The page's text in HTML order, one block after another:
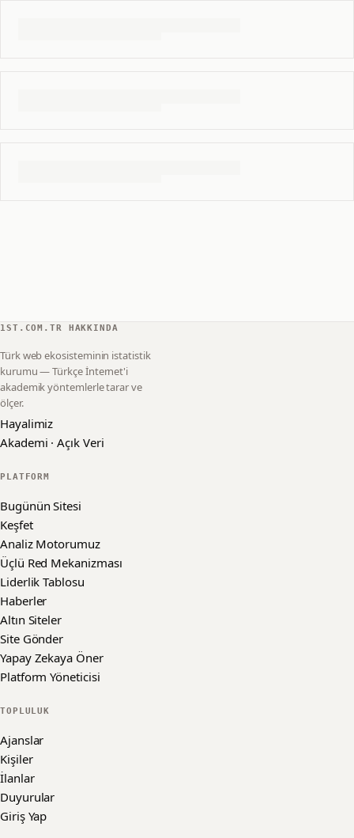
1ST.COM.TR HAKKINDA
Türk web ekosisteminin istatistik
kurumu — Türkçe İnternet'i
akademik yöntemlerle tarar ve
ölçer.
Hayalimiz
Akademi · Açık Veri
PLATFORM
Bugünün Sitesi
Keşfet
Analiz Motorumuz
Üçlü Red Mekanizması
Liderlik Tablosu
Haberler
Altın Siteler
Site Gönder
Yapay Zekaya Öner
Platform Yöneticisi
TOPLULUK
Ajanslar
Kişiler
İlanlar
Duyurular
Giriş Yap